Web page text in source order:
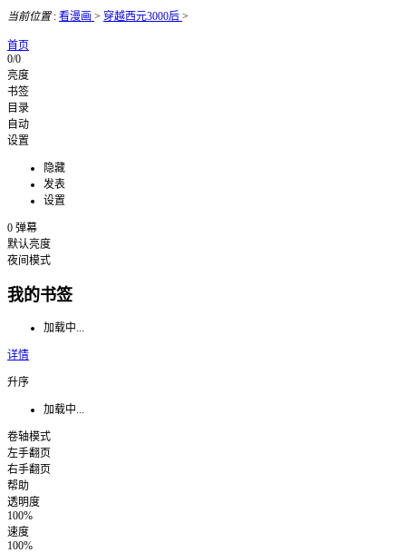
当前位置: 看漫画 > 穿越西元3000后 >
首页
0/0
亮度
书签
目录
自动
设置
隐藏
发表
设置
0 弹幕
默认亮度
夜间模式
我的书签
加载中...
详情
升序
加载中...
卷轴模式
左手翻页
右手翻页
帮助
透明度
100%
速度
100%